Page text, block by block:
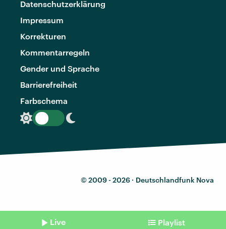
Datenschutzerklärung
Impressum
Korrekturen
Kommentarregeln
Gender und Sprache
Barrierefreiheit
Farbschema
© 2009 - 2026 · Deutschlandfunk Nova
Live Playlist